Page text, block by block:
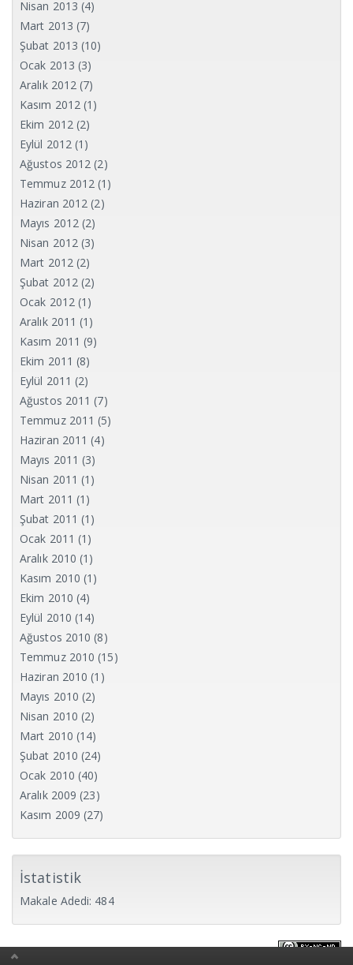
Nisan 2013 (4)
Mart 2013 (7)
Şubat 2013 (10)
Ocak 2013 (3)
Aralık 2012 (7)
Kasım 2012 (1)
Ekim 2012 (2)
Eylül 2012 (1)
Ağustos 2012 (2)
Temmuz 2012 (1)
Haziran 2012 (2)
Mayıs 2012 (2)
Nisan 2012 (3)
Mart 2012 (2)
Şubat 2012 (2)
Ocak 2012 (1)
Aralık 2011 (1)
Kasım 2011 (9)
Ekim 2011 (8)
Eylül 2011 (2)
Ağustos 2011 (7)
Temmuz 2011 (5)
Haziran 2011 (4)
Mayıs 2011 (3)
Nisan 2011 (1)
Mart 2011 (1)
Şubat 2011 (1)
Ocak 2011 (1)
Aralık 2010 (1)
Kasım 2010 (1)
Ekim 2010 (4)
Eylül 2010 (14)
Ağustos 2010 (8)
Temmuz 2010 (15)
Haziran 2010 (1)
Mayıs 2010 (2)
Nisan 2010 (2)
Mart 2010 (14)
Şubat 2010 (24)
Ocak 2010 (40)
Aralık 2009 (23)
Kasım 2009 (27)
İstatistik
Makale Adedi: 484